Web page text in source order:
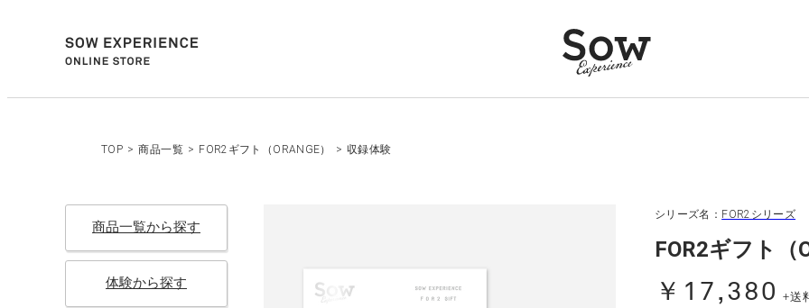
TOP > 商品一覧 > FOR2ギフト（ORANGE） > 収録体験
商品一覧から探す
体験から探す
シリーズ名： FOR2シリーズ
FOR2ギフト（
￥17,380 +送